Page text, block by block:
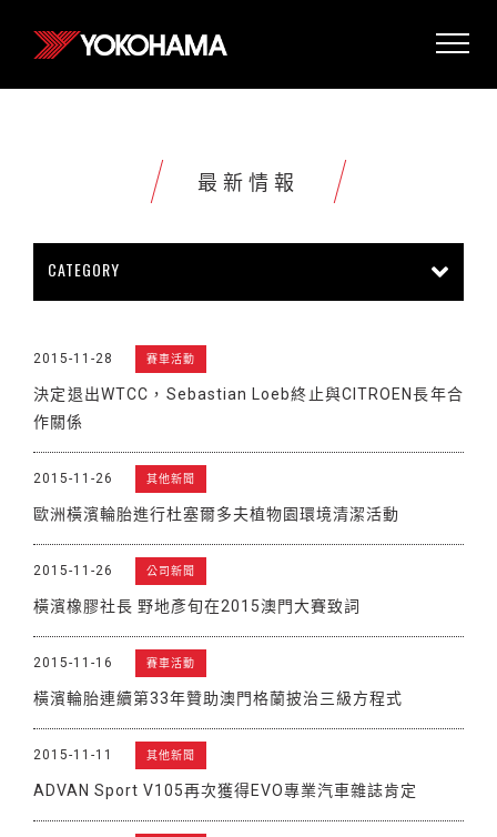
最新情報
CATEGORY
販促活動
賽車活動
2015-11-28 賽車活動
決定退出WTCC，Sebastian Loeb終止與CITROEN長年合
作關係
2015-11-26 其他新聞
歐洲橫濱輪胎進行杜塞爾多夫植物園環境清潔活動
2015-11-26 公司新聞
橫濱橡膠社長 野地彥旬在2015澳門大賽致詞
2015-11-16 賽車活動
橫濱輪胎連續第33年贊助澳門格蘭披治三級方程式
2015-11-11 其他新聞
ADVAN Sport V105再次獲得EVO專業汽車雜誌肯定